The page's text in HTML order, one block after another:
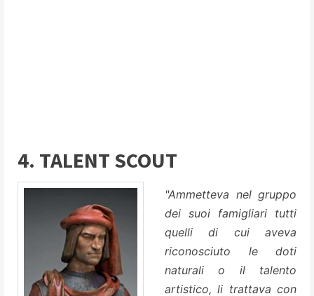
4. TALENT SCOUT
"Ammetteva nel gruppo
dei suoi famigliari tutti
quelli di cui aveva
riconosciuto le doti
naturali o il talento
artistico, li trattava con